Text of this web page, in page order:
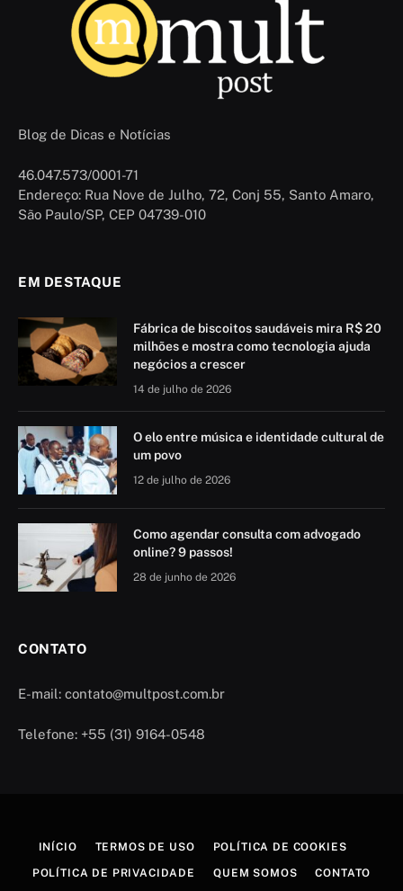
Blog de Dicas e Notícias
46.047.573/0001-71
Endereço: Rua Nove de Julho, 72, Conj 55, Santo Amaro,
São Paulo/SP, CEP 04739-010
EM DESTAQUE
Fábrica de biscoitos saudáveis mira R$ 20
milhões e mostra como tecnologia ajuda
negócios a crescer
14 de julho de 2026
O elo entre música e identidade cultural de
um povo
12 de julho de 2026
Como agendar consulta com advogado
online? 9 passos!
28 de junho de 2026
CONTATO
E-mail: contato@multpost.com.br
Telefone: +55 (31) 9164-0548
INÍCIO TERMOS DE USO POLÍTICA DE COOKIES
POLÍTICA DE PRIVACIDADE QUEM SOMOS CONTATO